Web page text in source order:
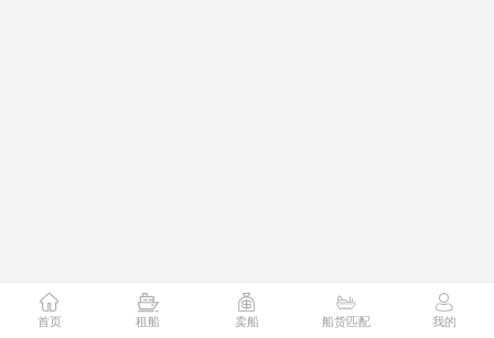
首页 租船 卖船 船货匹配 我的